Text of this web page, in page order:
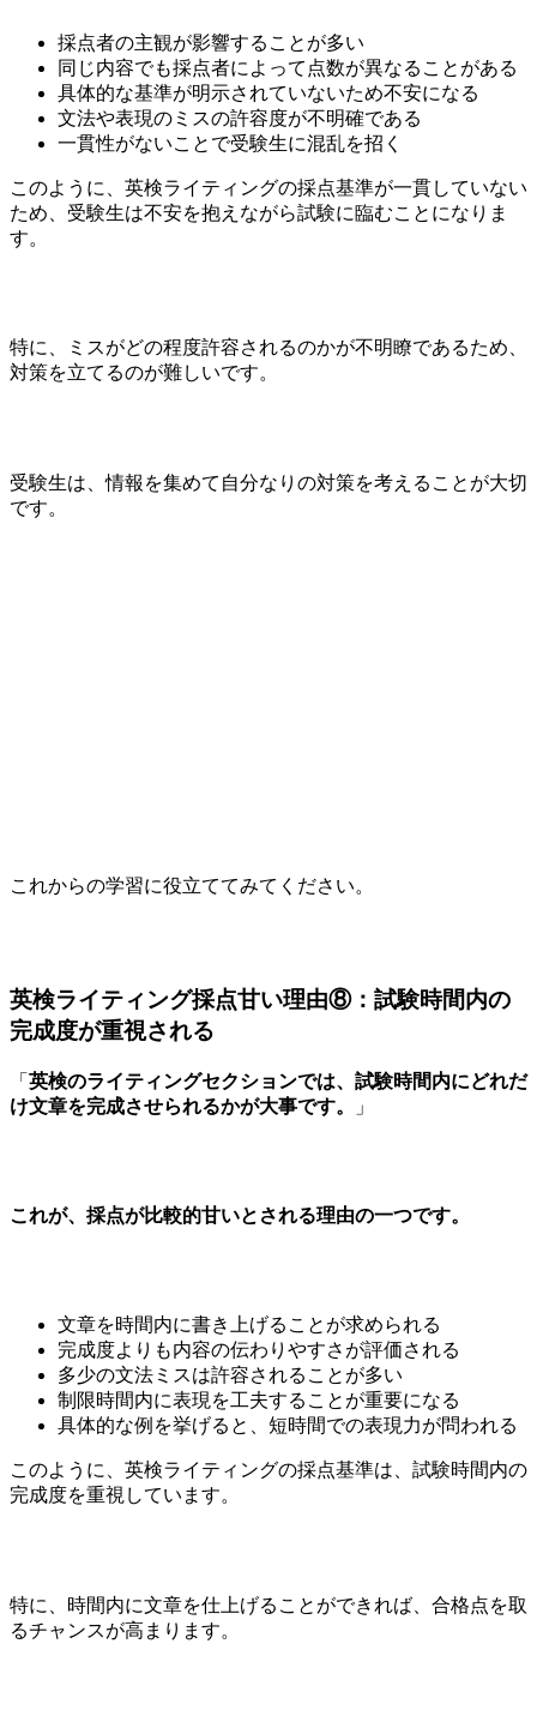
採点者の主観が影響することが多い
同じ内容でも採点者によって点数が異なることがある
具体的な基準が明示されていないため不安になる
文法や表現のミスの許容度が不明確である
一貫性がないことで受験生に混乱を招く
このように、英検ライティングの採点基準が一貫していない
ため、受験生は不安を抱えながら試験に臨むことになりま
す。
特に、ミスがどの程度許容されるのかが不明瞭であるため、
対策を立てるのが難しいです。
受験生は、情報を集めて自分なりの対策を考えることが大切
です。
これからの学習に役立ててみてください。
英検ライティング採点甘い理由⑧：試験時間内の
完成度が重視される
「 英検のライティングセクションでは、試験時間内にどれだ
け文章を完成させられるかが大事です。
」
これが、採点が比較的甘いとされる理由の一つです。
文章を時間内に書き上げることが求められる
完成度よりも内容の伝わりやすさが評価される
多少の文法ミスは許容されることが多い
制限時間内に表現を工夫することが重要になる
具体的な例を挙げると、短時間での表現力が問われる
このように、英検ライティングの採点基準は、試験時間内の
完成度を重視しています。
特に、時間内に文章を仕上げることができれば、合格点を取
るチャンスが高まります。